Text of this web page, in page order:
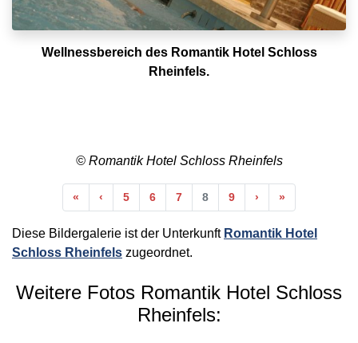
Wellnessbereich des Romantik Hotel Schloss
Rheinfels.
© Romantik Hotel Schloss Rheinfels
« Anfang
‹ Vorherige
5 6 7 8 9 › Nächste
»
Diese Bildergalerie ist der Unterkunft Romantik Hotel
Schloss Rheinfels zugeordnet.
Weitere Fotos Romantik Hotel Schloss
Rheinfels: